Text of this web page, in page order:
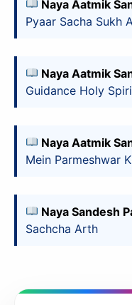
Naya Aatmik
Pyaar Sacha Sukh
Naya Aatmik
Guidance Holy
Naya Aatmik
Mein Parmeshwar
Naya Sandesh
Sachcha Arth
slice - A